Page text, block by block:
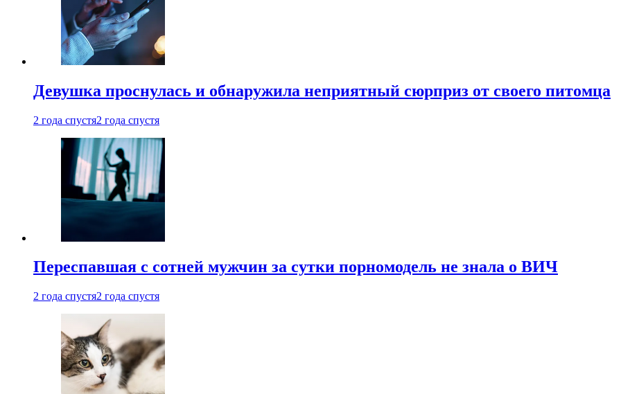
Девушка проснулась и обнаружила неприятный сюрприз от своего питомца
2 года спустя2 года спустя
Переспавшая с сотней мужчин за сутки порномодель не знала о ВИЧ
2 года спустя2 года спустя